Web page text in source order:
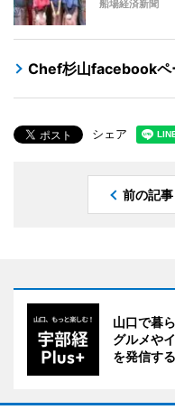
船場経済新聞
Chef杉山facebookペ
シェア
前の記事
山口で暮
グルメや
を発信す